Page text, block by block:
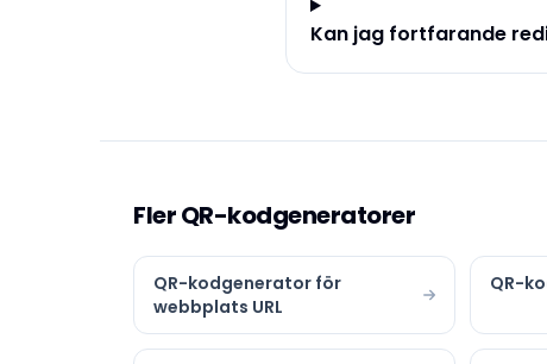
Kan jag fortfarande
Fler QR-kodgeneratorer
QR-kodgenerator för
webbplats URL
QR-